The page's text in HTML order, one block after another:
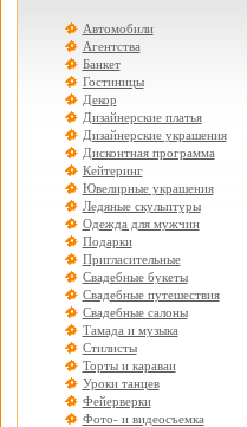
Автомобили
Агентства
Банкет
Гостиницы
Декор
Дизайнерские платья
Дизайнерские украшения
Дисконтная программа
Кейтеринг
Ювелирные украшения
Ледяные скульптуры
Одежда для мужчин
Подарки
Пригласительные
Свадебные букеты
Свадебные путешествия
Свадебные салоны
Тамада и музыка
Стилисты
Торты и караваи
Уроки танцев
Фейерверки
Фото- и видеосъемка